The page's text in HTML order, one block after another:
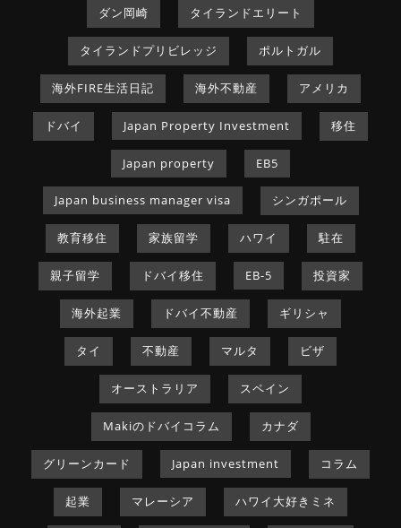
ダン岡崎 タイランドエリート
タイランドプリビレッジ ポルトガル
海外FIRE生活日記 海外不動産 アメリカ
ドバイ Japan Property Investment 移住
Japan property EB5
Japan business manager visa シンガポール
教育移住 家族留学 ハワイ 駐在
親子留学 ドバイ移住 EB-5 投資家
海外起業 ドバイ不動産 ギリシャ
タイ 不動産 マルタ ビザ
オーストラリア スペイン
Makiのドバイコラム カナダ
グリーンカード Japan investment コラム
起業 マレーシア ハワイ大好きミネ